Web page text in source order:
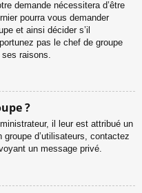
demande nécessitera d’être
pourra vous demander
et ainsi décider s’il
pas le chef de groupe
raisons.
?
il leur est attribué un
d’utilisateurs, contactez
un message privé.